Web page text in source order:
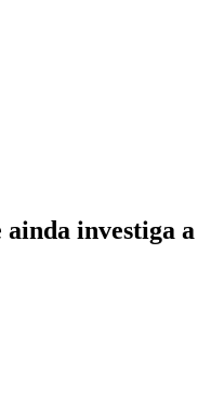
investiga